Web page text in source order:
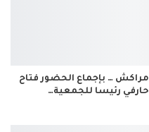
مراكش … بإجماع الحضور فتاح
حارفي رئيسا للجمعية…